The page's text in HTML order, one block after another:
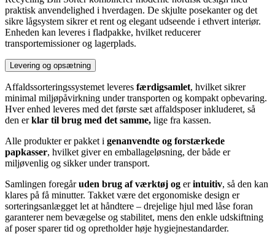
praktisk anvendelighed i hverdagen. De skjulte posekanter og det
sikre lågsystem sikrer et rent og elegant udseende i ethvert interiør.
Enheden kan leveres i fladpakke, hvilket reducerer
transportemissioner og lagerplads.
Levering og opsætning
Affaldssorteringssystemet leveres færdigsamlet, hvilket sikrer
minimal miljøpåvirkning under transporten og kompakt opbevaring.
Hver enhed leveres med det første sæt affaldsposer inkluderet, så
den erklar til brug med det samme, lige fra kassen.
Alle produkter er pakket i genanvendte og forstærkede
papkasser, hvilket giver en emballageløsning, der både er
miljøvenlig og sikker under transport.
Samlingen foregåruden brug af værktøj og erintuitiv, så den kan
klares på få minutter. Takket være det ergonomiske design er
sorteringsanlægget let at håndtere – drejelige hjul med låse foran
garanterer nem bevægelse og stabilitet, mens den enkle udskiftning
af poser sparer tid og opretholder høje hygiejnestandarder.